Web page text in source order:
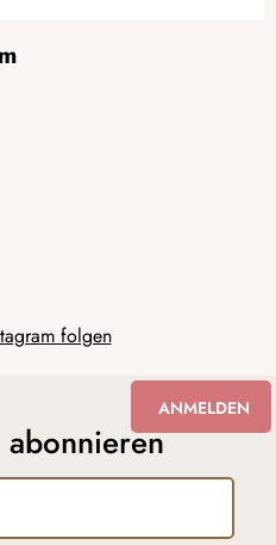
folgen
ANMELDEN